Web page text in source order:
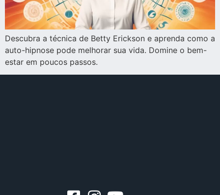
Descubra a técnica de Betty Erickson e aprenda como a
auto-hipnose pode melhorar sua vida. Domine o bem-
estar em poucos passos.